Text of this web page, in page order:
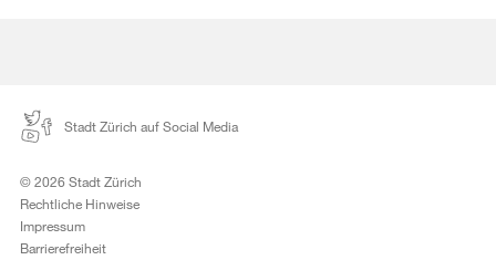
Stadt Zürich auf Social Media
© 2026 Stadt Zürich
Rechtliche Hinweise
Impressum
Barrierefreiheit